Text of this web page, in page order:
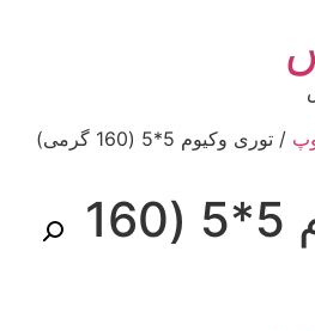
/ توری وکیوم 5*5 (160 گرمی)
توری وکیوم 5*5 (160